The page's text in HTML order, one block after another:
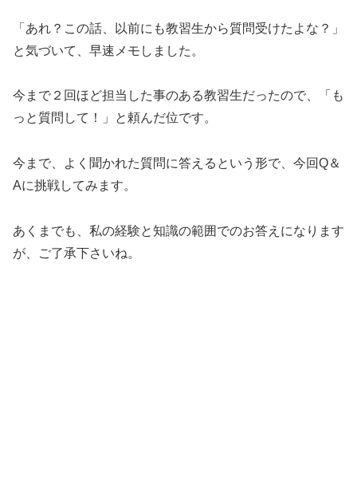
「あれ？この話、以前にも教習生から質問受けたよな？」
と気づいて、早速メモしました。
今まで２回ほど担当した事のある教習生だったので、「も
っと質問して！」と頼んだ位です。
今まで、よく聞かれた質問に答えるという形で、今回Q＆
Aに挑戦してみます。
あくまでも、私の経験と知識の範囲でのお答えになります
が、ご了承下さいね。